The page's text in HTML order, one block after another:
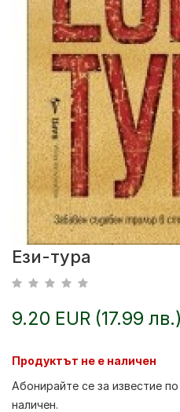
Ези-тура
9.20 EUR (17.99 лв.)
Продуктът не е наличен
Абонирайте се за известие
наличен.